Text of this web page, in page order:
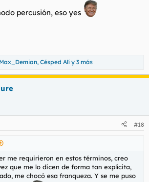
percusión, eso yes
Max_Demian, Césped Alí y 3 más
#18
me requirieron en estos términos, creo
que me lo dicen de forma tan explícita,
me chocó esa franqueza. Y se me puso